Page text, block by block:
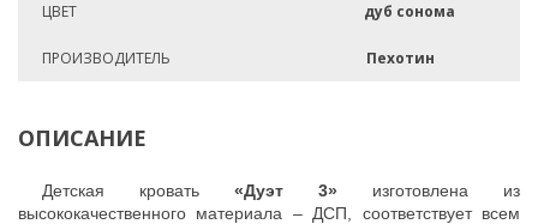
ЦВЕТ
дуб сонома
ПРОИЗВОДИТЕЛЬ Пехотин
ОПИСАНИЕ
Детская кровать «Дуэт 3» изготовлена из
высококачественного материала – ДСП, соответствует всем